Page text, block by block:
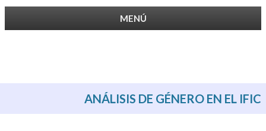
MENÚ
ANÁLISIS DE GÉNERO EN EL IFIC